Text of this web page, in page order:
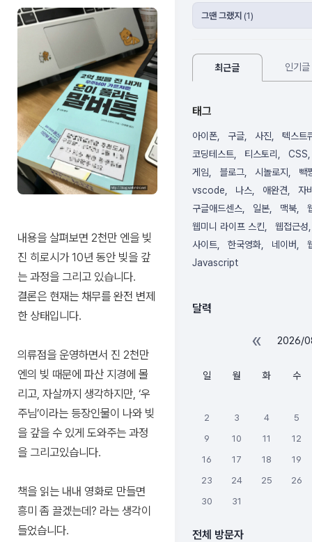
의 길,
지름
길이
끝까
와드
립니
다.
내용을 살펴보면 2천만 엔을 빚
진 히로시가 10년 동안 빚을 갚
는 과정을 그리고 있습니다.
결론은 현재는 채무를 완전 변제
한 상태입니다.
의류점을 운영하면서 진 2천만
엔의 빚 때문에 파산 지경에 몰
리고, 자살까지 생각하지만, ‘우
주님’이라는 등장인물이 나와 빚
을 갚을 수 있게 도와주는 과정
을 그리고있습니다.
책을 읽는 내내 영화로 만들면
흥미 좀 끌겠는데? 라는 생각이
들었습니다.
그땐 그랬지 (1)
최근글 인기글
태그
아이폰 구글 사진
텍스트
코딩테스트
티스토리
CSS
게임
블로그 시놀로지
빽
vscode
나스 애완견
자
구글애드센스
일본 맥북
웹미니 라이프 스킨
웹접근성
사이트
한국영화 네이버
Javascript
달력
« 2026/
일 월 화 수
2 3 4
5
9
10 11
12
16
17 18
19
23
24 25
26
30
31
전체 방문자